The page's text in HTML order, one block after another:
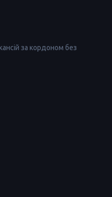
за кордоном без